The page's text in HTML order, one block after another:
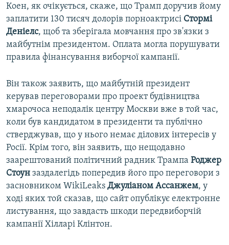
Коен, як очікується, скаже, що Трамп доручив йому
заплатити 130 тисяч долорів порноактрисі Стормі
Деніелс, щоб та зберігала мовчання про зв'язки з
майбутнім президентом. Оплата могла порушувати
правила фінансування виборчої кампанії.
Він також заявить, що майбутній президент
керував переговорами про проект будівництва
хмарочоса неподалік центру Москви вже в той час,
коли був кандидатом в президенти та публічно
стверджував, що у нього немає ділових інтересів у
Росії. Крім того, він заявить, що нещодавно
заарештований політичний радник Трампа Роджер
Стоун заздалегідь попередив його про переговори з
засновником WikiLeaks Джуліаном Ассанжем, у
ході яких той сказав, що сайт опублікує електронне
листування, що завдасть шкоди передвиборчій
кампанії Хілларі Клінтон.